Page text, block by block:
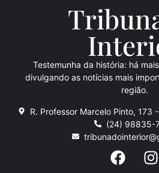
Inte
Testemunha da história: há
divulgando as notícias mais
região.
R. Professor Marcelo Pinto, 173
(24) 98835-